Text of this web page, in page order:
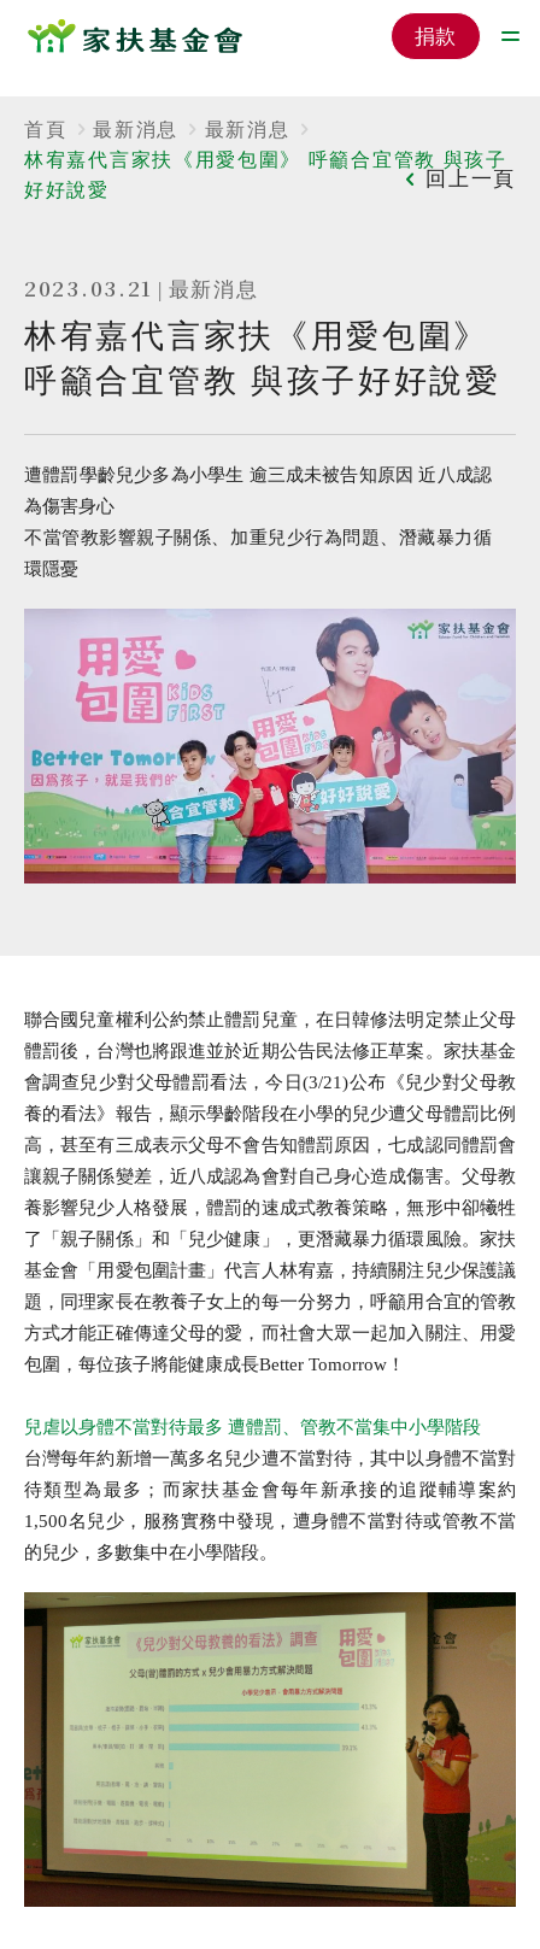
捐款
回上一頁
首頁 最新消息
最新消息
林宥嘉代言家扶《用愛包圍》 呼籲合宜管教 與孩子
好好說愛
2023.03.21 | 最新消息
林宥嘉代言家扶《用愛包圍》
呼籲合宜管教 與孩子好好說愛
遭體罰學齡兒少多為小學生 逾三成未被告知原因 近八成認
為傷害身心
不當管教影響親子關係、加重兒少行為問題、潛藏暴力循
環隱憂
聯合國兒童權利公約禁止體罰兒童，在日韓修法明定禁止父母
體罰後，台灣也將跟進並於近期公告民法修正草案。家扶基金
會調查兒少對父母體罰看法，今日(3/21)公布《兒少對父母教
養的看法》報告，顯示學齡階段在小學的兒少遭父母體罰比例
高，甚至有三成表示父母不會告知體罰原因，七成認同體罰會
讓親子關係變差，近八成認為會對自己身心造成傷害。父母教
養影響兒少人格發展，體罰的速成式教養策略，無形中卻犧牲
了「親子關係」和「兒少健康」，更潛藏暴力循環風險。家扶
基金會「用愛包圍計畫」代言人林宥嘉，持續關注兒少保護議
題，同理家長在教養子女上的每一分努力，呼籲用合宜的管教
方式才能正確傳達父母的愛，而社會大眾一起加入關注、用愛
包圍，每位孩子將能健康成長Better Tomorrow！
兒虐以身體不當對待最多 遭體罰、管教不當集中小學階段
台灣每年約新增一萬多名兒少遭不當對待，其中以身體不當對
待類型為最多；而家扶基金會每年新承接的追蹤輔導案約
1,500名兒少，服務實務中發現，遭身體不當對待或管教不當
的兒少，多數集中在小學階段。